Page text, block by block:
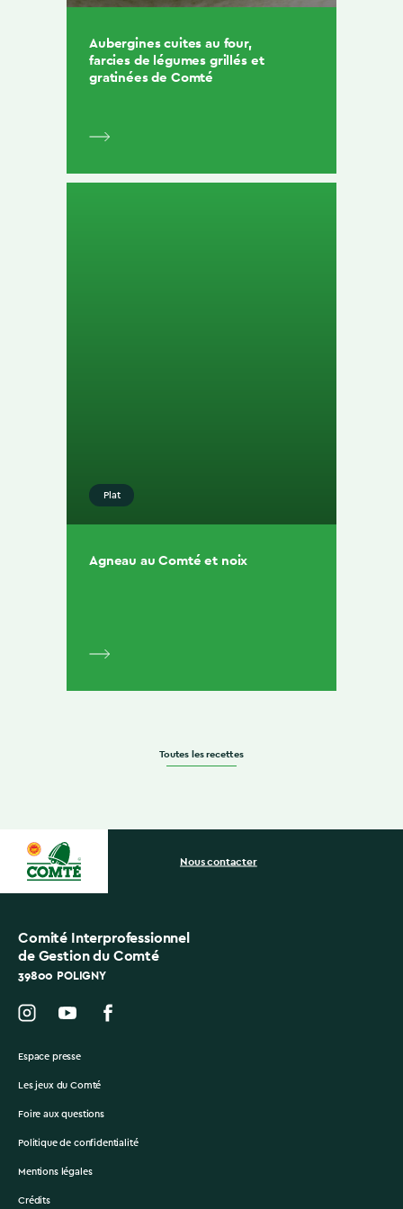
Aubergines cuites au four,
farcies de légumes grillés et
gratinées de Comté
Plat
Agneau au Comté et noix
Toutes les recettes
Comité Interprofessionnel
de Gestion du Comté
39800 POLIGNY
Nous contacter
Espace presse
Les jeux du Comté
Foire aux questions
Politique de confidentialité
Mentions légales
Crédits